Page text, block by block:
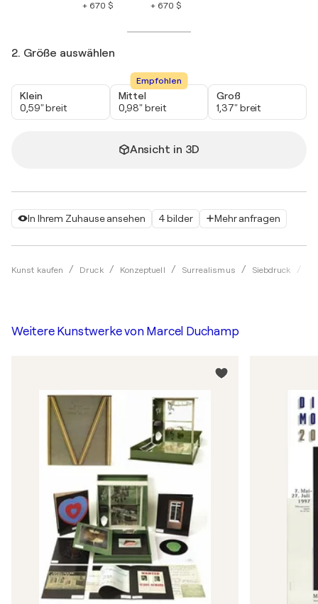
In Ihrem Zuhause ansehen 4 bilder Mehr anfragen
Kunst kaufen Druck Konzeptuell Surrealismus Siebdruck
+ 670 $
+ 670 $
2. Größe auswählen
Klein
0,59" breit
Empfohlen
Mittel
0,98" breit
Groß
1,37" breit
Ansicht in 3D
Weitere Kunstwerke von Marcel Duchamp